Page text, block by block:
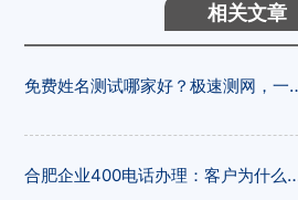
相关文章
免费姓名测试哪家
合肥企业400电话办理：客户